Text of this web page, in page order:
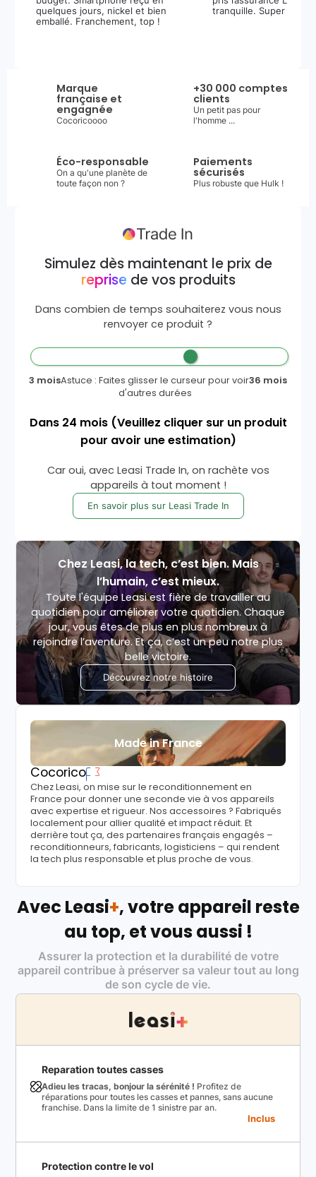
quelques jours, nickel et bien
emballé. Franchement, top !
tranquille. Super
Marque
française et
engagnée
Cocoricoooo
+30 000 comptes
clients
Un petit pas pour
l'homme ...
Éco-responsable
On a qu'une planète de
toute façon non ?
Paiements
sécurisés
Plus robuste que Hulk !
Simulez dès maintenant le prix de
reprisede vos produits
Dans combien de temps souhaiterez vous nous
renvoyer ce produit ?
3 moisAstuce : Faites glisser le curseur pour voir
d'autres durées
36 mois
Dans 24 mois (Veuillez cliquer sur un produit
pour avoir une estimation)
Car oui, avec Leasi Trade In, on rachète vos
appareils à tout moment !
En savoir plus sur Leasi Trade In
Chez Leasi, la tech, c’est bien. Mais
l’humain, c’est mieux.
Toute l'équipe Leasi est fière de travailler au
quotidien pour améliorer votre quotidien. Chaque
jour, vous êtes de plus en plus nombreux à
rejoindre l’aventure. Et ça, c’est un peu notre plus
belle victoire.
Découvrez notre histoire
Made in France
Cocorico
Chez Leasi, on mise sur le reconditionnement en
France pour donner une seconde vie à vos appareils
avec expertise et rigueur. Nos accessoires ? Fabriqués
localement pour allier qualité et impact réduit. Et
derrière tout ça, des partenaires français engagés –
reconditionneurs, fabricants, logisticiens – qui rendent
la tech plus responsable et plus proche de vous.
Avec Leasi+, votre appareil reste
au top, et vous aussi !
Assurer la protection et la durabilité de votre
appareil contribue à préserver sa valeur tout au long
de son cycle de vie.
Reparation toutes casses
Adieu les tracas, bonjour la sérénité ! Profitez de
réparations pour toutes les casses et pannes, sans aucune
franchise. Dans la limite de 1 sinistre par an.
Inclus
Protection contre le vol